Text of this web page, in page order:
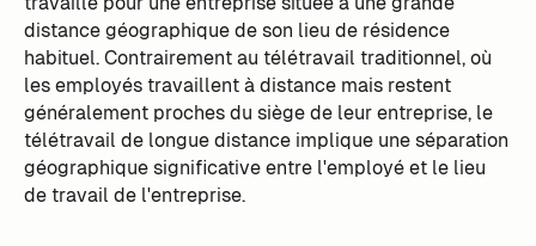
distance géographique de son lieu de résidence
habituel. Contrairement au télétravail traditionnel, où
les employés travaillent à distance mais restent
généralement proches du siège de leur entreprise, le
télétravail de longue distance implique une séparation
géographique significative entre l'employé et le lieu
de travail de l'entreprise.